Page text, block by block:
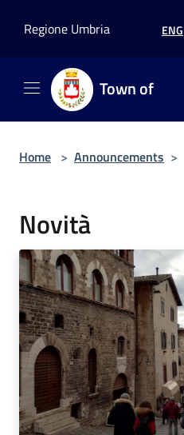
Regione Umbria
ENG
Town of
Home > Announcements >
Novità